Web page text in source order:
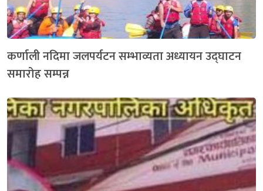
कर्णाली नदिमा जलपर्यटन सम्भाव्यता अध्यायन उद्घाटन
समारोह सम्पन्न